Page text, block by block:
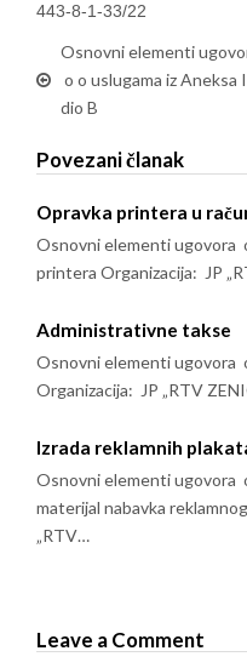
443-8-1-33/22
Osnovni elementi
o o uslugama iz Aneksa
dio B
Povezani članak
Opravka printera u
Osnovni elementi ugovora
printera Organizacija: JP
Administrativne takse
Osnovni elementi ugovora
Organizacija: JP „RTV
Izrada reklamnih
Osnovni elementi ugovora
materijal nabavka
„RTV…
Leave a Comment